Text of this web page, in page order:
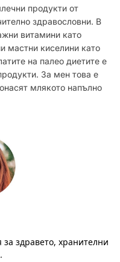
продукти от
здравословни. В
витамини като
мастни киселини като
на палео диетите е
За мен това е
млякото напълно
здравето, хранителни